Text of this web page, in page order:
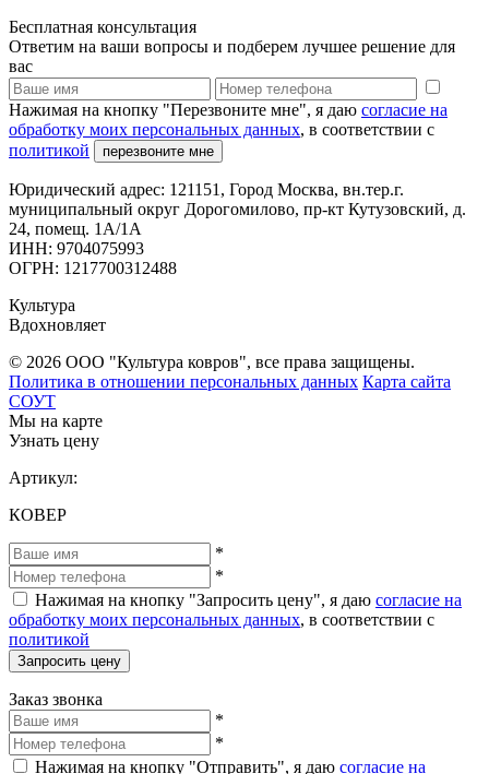
Бесплатная консультация
Ответим на ваши вопросы и подберем лучшее решение для
вас
Нажимая на кнопку "Перезвоните мне", я даю согласие на
обработку моих персональных данных, в соответствии с
политикой
перезвоните мне
Юридический адрес: 121151, Город Москва, вн.тер.г.
муниципальный округ Дорогомилово, пр-кт Кутузовский, д.
24, помещ. 1А/1А
ИНН: 9704075993
ОГРН: 1217700312488
Культура
Вдохновляет
© 2026 ООО "Культура ковров", все права защищены.
Политика в отношении персональных данных Карта сайта
СОУТ
Мы на карте
Узнать цену
Артикул:
КОВЕР
*
*
Нажимая на кнопку "Запросить цену", я даю согласие на
обработку моих персональных данных, в соответствии с
политикой
Запросить цену
Заказ звонка
*
*
Нажимая на кнопку "Отправить", я даю согласие на